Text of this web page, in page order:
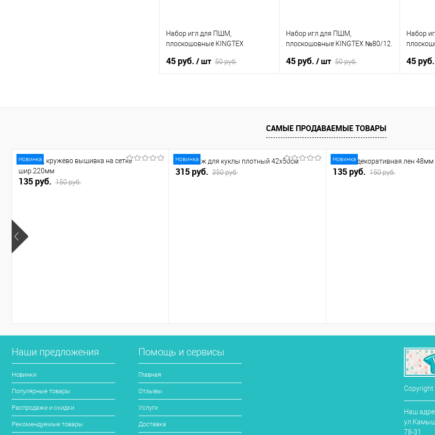
Набор игл для ПШМ,
плоскошовные KINGTEX
45 руб. / шт 50 руб.
Набор игл для ПШМ,
плоскошовные KINGTEX №80/12.
45 руб. / шт 50 руб.
В избранное
В наличии
Набор
45 руб.
САМЫЕ ПРОДАВАЕМЫЕ ТОВАРЫ
Новинка
Черный, кружево вышивка на сетке
шир.220мм
135 руб. 150 руб.
Новинка
Трикотаж для куклы плотный 42х50см
315 руб. 350 руб.
Новинка
Тесьма декоративная лен
135 руб. 150 руб.
Наши предложения
Новинки
Популярные товары
Распродажи и скидки
Рекомендуемые товары
Помощь и сервисы
Главная
Отзывы
Услуги
Доставка
Наш
78-31